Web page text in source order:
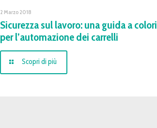
2 Marzo 2018
Sicurezza sul lavoro: una guida a colori
per l’automazione dei carrelli
Scopri di più